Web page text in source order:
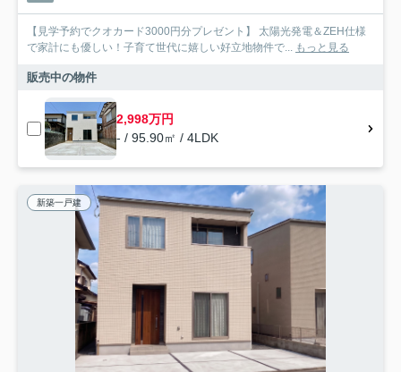
【見学予約でクオカード3000円分プレゼント】 太陽光発電＆ZEH仕様
で家計にも優しい！子育て世代に嬉しい好立地物件で... もっと見る
販売中の物件
2,998万円
- / 95.90㎡ / 4LDK
新築一戸建